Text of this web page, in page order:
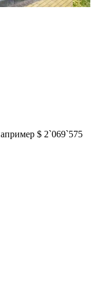
$ 2`069`575